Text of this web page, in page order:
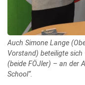
Auch Simone Lange
Vorstand) beteiligte
(beide FÖJler) – an der
School“.